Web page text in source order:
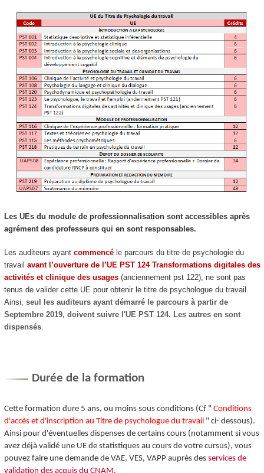
Les UEs du module de professionnalisation sont accessibles après
agrémentdes professeurs qui en sont responsables.
Les auditeurs ayant commencéle parcours du titre de psychologie du
travail avant l’ouverture de l’UE PST 124 Transformations digitales des
activités et clinique des usages(anciennement pst 122), ne sont pas
tenus de valider cette UE pour obtenir le titre de psychologue du travail.
Ainsi, seul les auditeurs ayant démarré le parcours à partir de
Septembre 2019, doivent suivre l'UE PST 124. Les autres en sont
dispensés.
Durée de la formation
Cette formation dure 5 ans, ou moins sous conditions (Cf " Conditions
d'accès et d'inscription au Titre de psychologue du travail " ci- dessous).
Ainsi pour d'éventuelles dispenses de certains cours (notamment si vous
avez déjà validé une UE de statistiques au cours de votre cursus), vous
pouvez faire une demande de VAE, VES, VAPPauprès des services de
validation des acquis du CNAM .